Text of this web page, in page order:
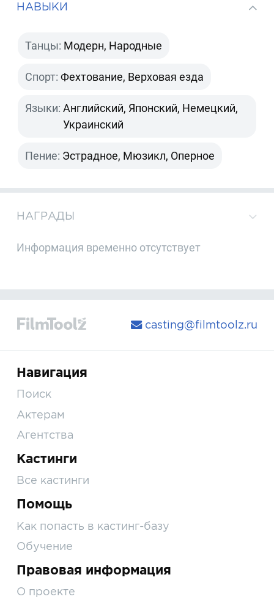
НАВЫКИ
Танцы: Модерн, Народные
Спорт: Фехтование, Верховая езда
Языки: Английский, Японский, Немецкий,
Украинский
Пение: Эстрадное, Мюзикл, Оперное
НАГРАДЫ
Информация временно отсутствует
casting@filmtoolz.ru
Навигация
Поиск
Актерам
Агентства
Кастинги
Все кастинги
Помощь
Как попасть в кастинг-базу
Обучение
Правовая информация
О проекте